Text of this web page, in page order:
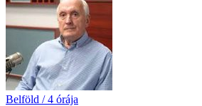
Belföld / 4 órája